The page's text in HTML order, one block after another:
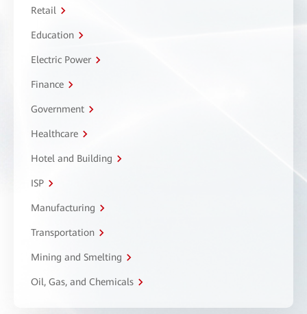
Retail
Education
Electric Power
Finance
Government
Healthcare
Hotel and Building
ISP
Manufacturing
Transportation
Mining and Smelting
Oil, Gas, and Chemicals